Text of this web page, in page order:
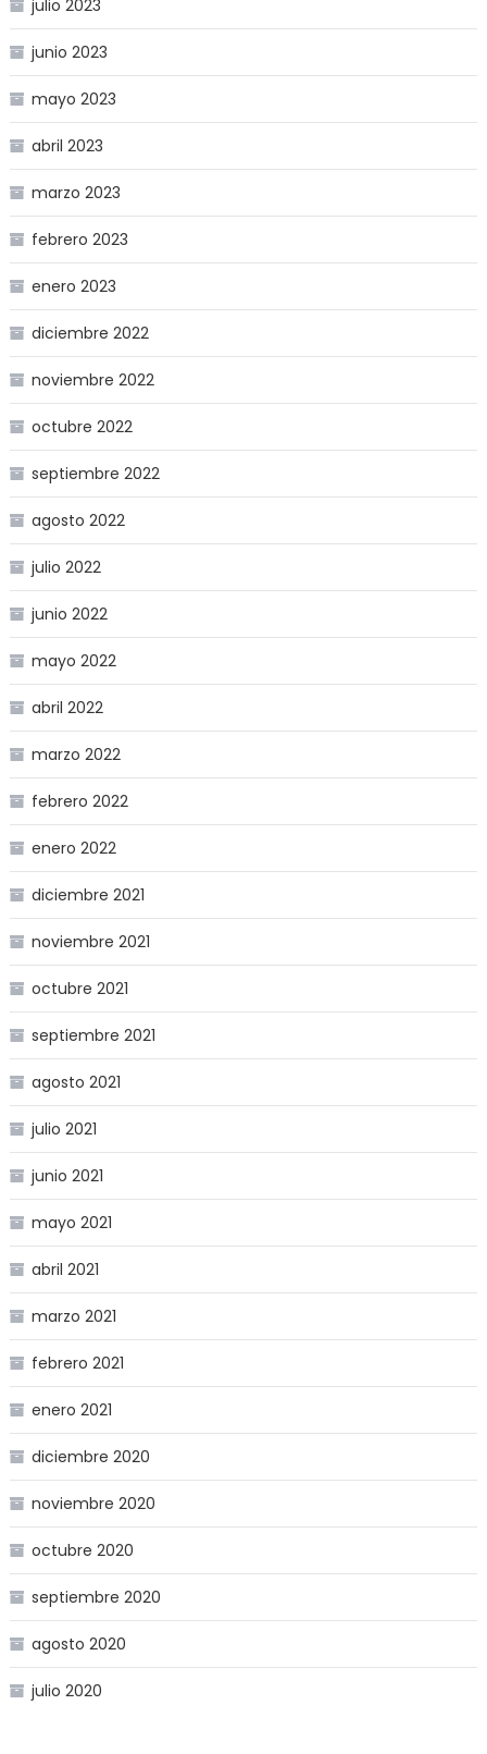
julio 2023
junio 2023
mayo 2023
abril 2023
marzo 2023
febrero 2023
enero 2023
diciembre 2022
noviembre 2022
octubre 2022
septiembre 2022
agosto 2022
julio 2022
junio 2022
mayo 2022
abril 2022
marzo 2022
febrero 2022
enero 2022
diciembre 2021
noviembre 2021
octubre 2021
septiembre 2021
agosto 2021
julio 2021
junio 2021
mayo 2021
abril 2021
marzo 2021
febrero 2021
enero 2021
diciembre 2020
noviembre 2020
octubre 2020
septiembre 2020
agosto 2020
julio 2020